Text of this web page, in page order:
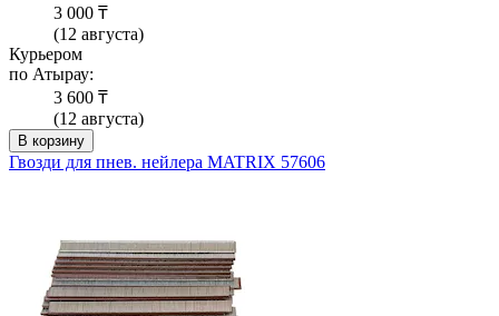
3 000 ₸
(12 августа)
Курьером
по Атырау:
3 600 ₸
(12 августа)
В корзину
Гвозди для пнев. нейлера MATRIX 57606